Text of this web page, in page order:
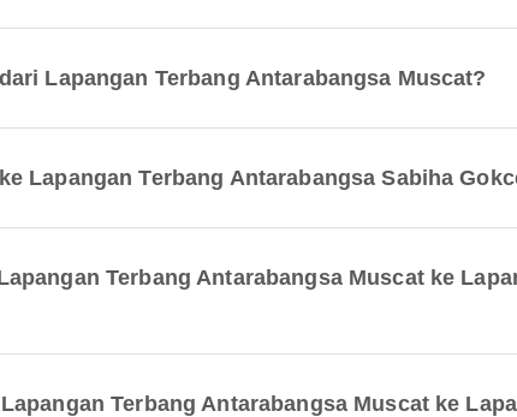
Lapangan Terbang Antarabangsa Muscat?
Lapangan Terbang Antarabangsa Sabiha
Terbang Antarabangsa Muscat ke
Terbang Antarabangsa Muscat ke